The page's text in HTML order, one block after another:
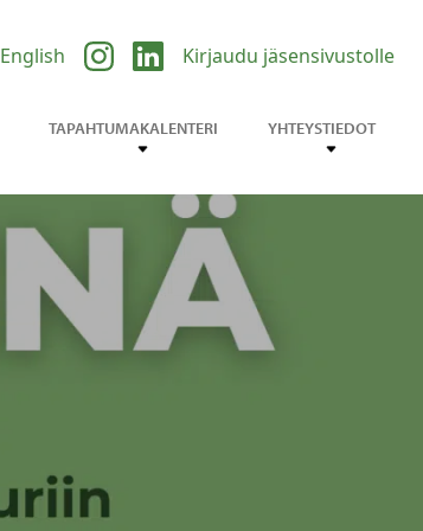
TAPAHTUMAKALENTERI YHTEYSTIEDOT
English Kirjaudu jäsensivustolle